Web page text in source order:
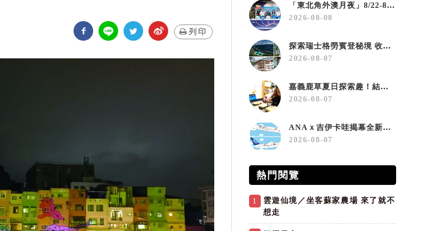
列印
「東北角外澳月夜」8/22-8/23浪漫登場 串聯五漁村、音樂、市集、火舞與慢旅共度夏夜
2026-08-08
探索瑞士格勞賓登秘境 收藏六種阿爾卑斯夏日療癒之旅
2026-08-07
嘉義鹿草夏日探索趣！結合科學、農場與自然的親子小旅行
2026-08-07
ANAｘ吉伊卡哇揭幕全新彩繪機「Chiikawa JET」
2026-08-07
熱門閱覽
1
雲遊仙境／坐客蘇家農場 來了就不
想走